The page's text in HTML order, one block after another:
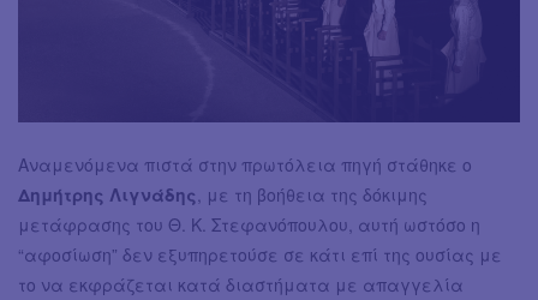
Αναμενόμενα πιστά στην πρωτόλεια πηγή στάθηκε ο
Δημήτρης Λιγνάδης , με τη βοήθεια της δόκιμης
μετάφρασης του Θ. Κ. Στεφανόπουλου, αυτή ωστόσο η
“αφοσίωση” δεν εξυπηρετούσε σε κάτι επί της ουσίας με
το να εκφράζεται κατά διαστήματα με απαγγελία